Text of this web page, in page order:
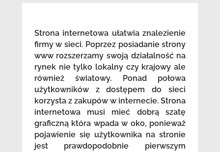
Strona internetowa ułatwia znalezienie
firmy w sieci. Poprzez posiadanie strony
www rozszerzamy swoją działalność na
rynek nie tylko lokalny czy krajowy ale
również światowy. Ponad połowa
użytkowników z dostępem do sieci
korzysta z zakupów w internecie. Strona
internetowa musi mieć dobrą szatę
graficzną która wpada w oko, ponieważ
pojawienie się użytkownika na stronie
jest prawdopodobnie pierwszym